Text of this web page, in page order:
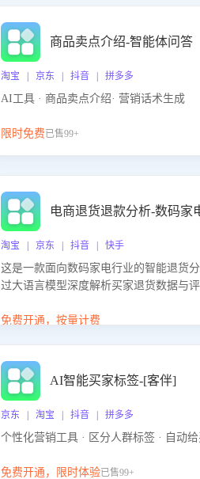
商品卖点介绍-智能体问答
淘宝 | 京东 | 抖音 | 拼多多
AI工具 · 商品卖点介绍· 营销话术生成
限时免费已售99+
电商退货退款分析-数码家
淘宝 | 京东 | 抖音 | 快手
这是一款面向数码家电行业的智能退货
过大语言模型深度解析买家退货数据与
因，并输出可落地的改进建议，通过挖掘
免费开通，按量计费
AI智能买家标签-[客伴]
京东 | 淘宝 | 抖音 | 拼多多
个性化营销工具 · 区分人群标签 · 自动
免费开通，限时体验已售99+